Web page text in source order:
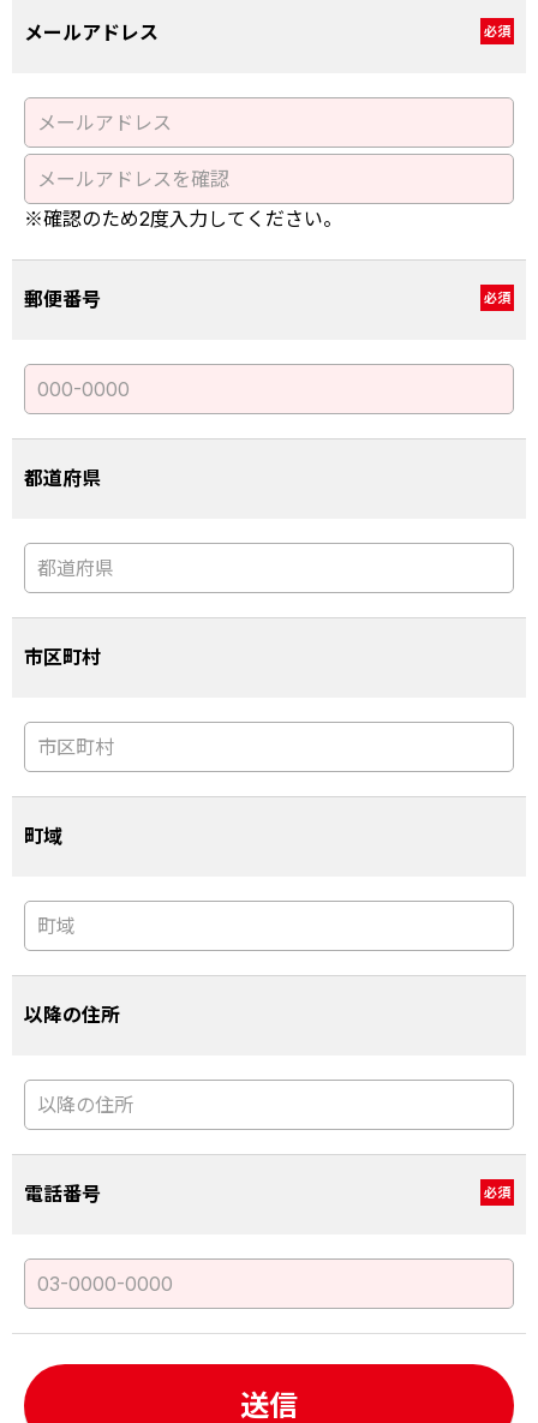
メールアドレス 必須
※確認のため2度入力してください。
郵便番号 必須
都道府県
市区町村
町域
以降の住所
電話番号 必須